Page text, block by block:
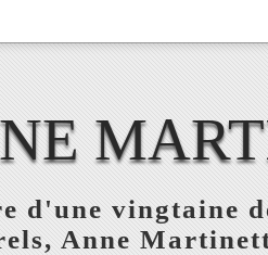
d'une vingtaine
Anne